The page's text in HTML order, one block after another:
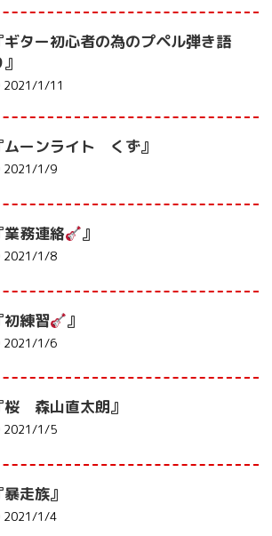
ギター初心者の為のプペル弾き語
2021/1/11
ムーンライト くず』
2021/1/9
業務連絡 』
2021/1/8
初練習 』
2021/1/6
桜 森山直太朗』
2021/1/5
暴走族』
2021/1/4